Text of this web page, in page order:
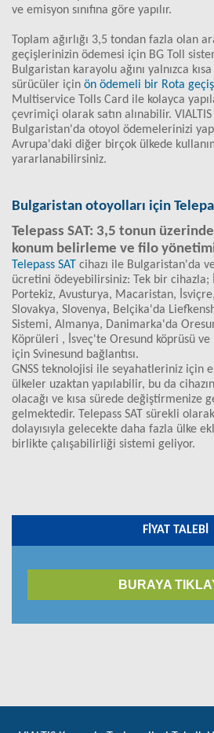
ve emisyon sınıfına göre yapılır.
Toplam ağırlığı 3,5 tondan fazla olan
geçişlerinizin ödemesi için BG Toll
Bulgaristan karayolu ağını yalnızca
sürücüler için ön ödemeli bir Rota
Multiservice Tolls Card ile kolayca
çevrimiçi olarak satın alınabilir.
Bulgaristan'da otoyol ödemelerinizi
Avrupa'daki diğer birçok ülkede
yararlanabilirsiniz.
Bulgaristan otoyolları için
Telepass SAT: 3,5 tonun
konum belirleme ve filo
Telepass SAT cihazı ile Bulgaristan'da
ücretini ödeyebilirsiniz: Tek bir cihazla;
Portekiz, Avusturya, Macaristan,
Slovakya, Slovenya, Belçika'da
Sistemi, Almanya, Danimarka'da
Köprüleri , İsveç'te Oresund köprüsü ve
için Svinesund bağlantısı.
GNSS teknolojisi ile seyahatleriniz için
ülkeler uzaktan yapılabilir, bu da
olacağı ve kısa sürede değiştirmenize
gelmektedir. Telepass SAT sürekli
dolayısıyla gelecekte daha fazla ülke
birlikte çalışabilirliği sistemi geliyor.
FIYAT TALEBI
BURAYA